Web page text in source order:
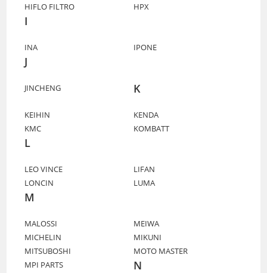
HIFLO FILTRO HPX
I
INA IPONE
J
JINCHENG K
KEIHIN
KENDA
KMC
KOMBATT
L
LEO VINCE
LIFAN
LONCIN
LUMA
M
MALOSSI
MEIWA
MICHELIN
MIKUNI
MITSUBOSHI
MOTO MASTER
MPI PARTS
N